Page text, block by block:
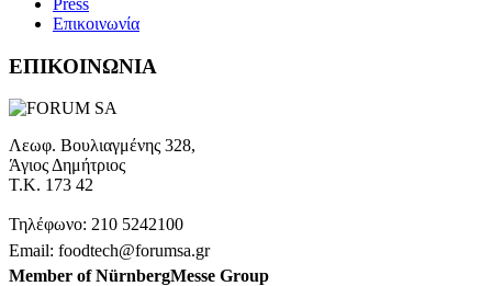
Επικοινωνία
ΕΠΙΚΟΙΝΩΝΙΑ
Λεωφ. Βουλιαγμένης 328,
Άγιος Δημήτριος
Τ.Κ. 173 42
Τηλέφωνο: 210 5242100
Email: foodtech@forumsa.gr
Member of NürnbergMesse Group